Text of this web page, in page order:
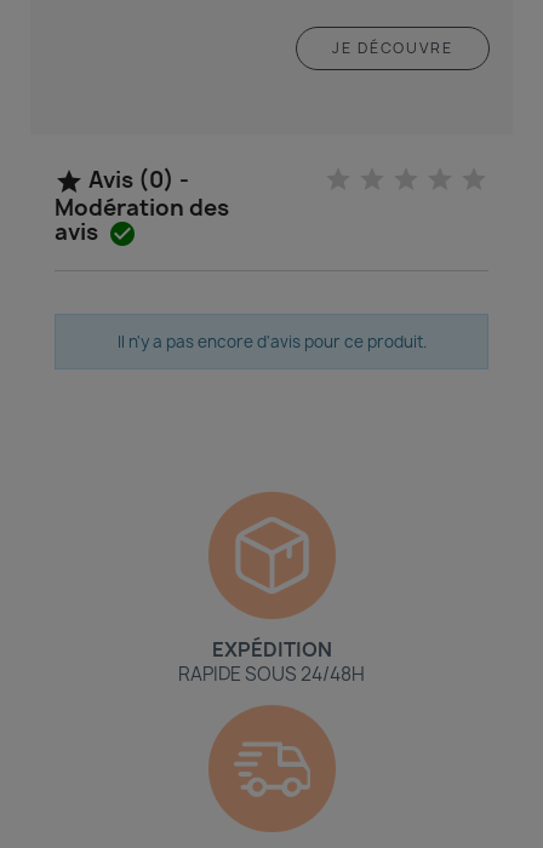
JE DÉCOUVRE
 Avis (0) -
Modération des
avis 
Il n'y a pas encore d'avis pour ce produit.
EXPÉDITION
RAPIDE SOUS 24/48H